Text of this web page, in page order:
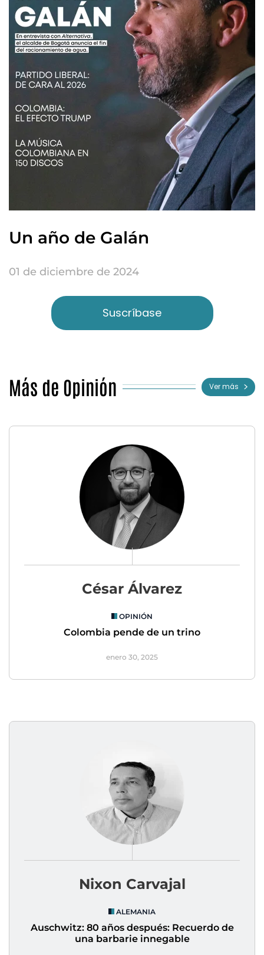
Un año de Galán
01 de diciembre de 2024
Suscríbase
Más de Opinión Ver más
César Álvarez
OPINIÓN
Colombia pende de un trino
enero 30, 2025
Nixon Carvajal
ALEMANIA
Auschwitz: 80 años después: Recuerdo de
una barbarie innegable